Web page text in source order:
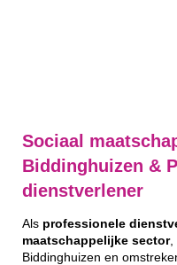
Sociaal
Biddinghuizen &
dienstverlener
Als professionele
maatschappelijke sector,
Biddinghuizen en